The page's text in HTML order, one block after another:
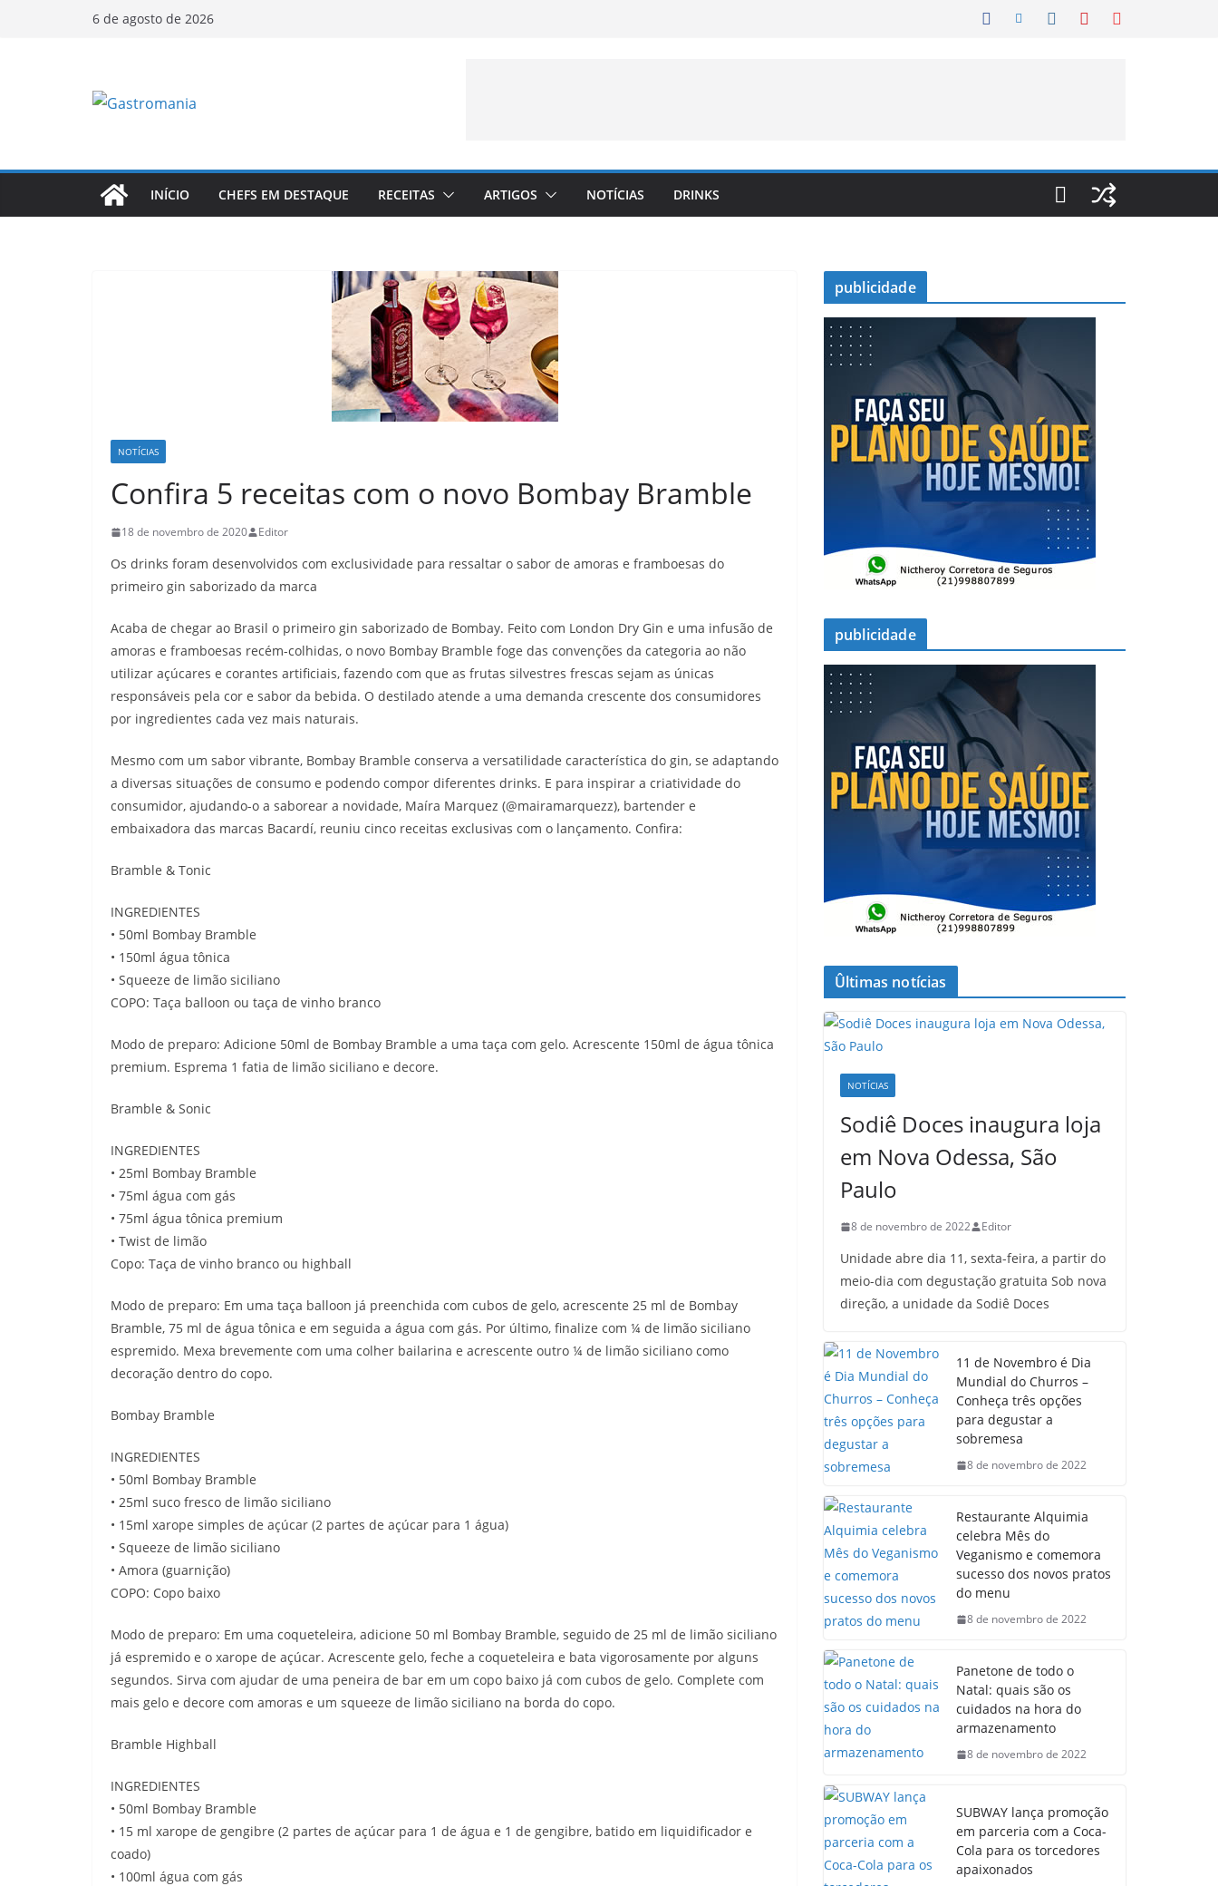
6 de agosto de 2026
INÍCIO CHEFS EM DESTAQUE RECEITAS ARTIGOS NOTÍCIAS DRINKS
NOTÍCIAS
Confira 5 receitas com o novo Bombay Bramble
18 de novembro de 2020 Editor
Os drinks foram desenvolvidos com exclusividade para ressaltar o sabor de amoras e framboesas do
primeiro gin saborizado da marca
Acaba de chegar ao Brasil o primeiro gin saborizado de Bombay. Feito com London Dry Gin e uma infusão de
amoras e framboesas recém-colhidas, o novo Bombay Bramble foge das convenções da categoria ao não
utilizar açúcares e corantes artificiais, fazendo com que as frutas silvestres frescas sejam as únicas
responsáveis pela cor e sabor da bebida. O destilado atende a uma demanda crescente dos consumidores
por ingredientes cada vez mais naturais.
Mesmo com um sabor vibrante, Bombay Bramble conserva a versatilidade característica do gin, se adaptando
a diversas situações de consumo e podendo compor diferentes drinks. E para inspirar a criatividade do
consumidor, ajudando-o a saborear a novidade, Maíra Marquez (@mairamarquezz), bartender e
embaixadora das marcas Bacardí, reuniu cinco receitas exclusivas com o lançamento. Confira:
Bramble & Tonic
INGREDIENTES
• 50ml Bombay Bramble
• 150ml água tônica
• Squeeze de limão siciliano
COPO: Taça balloon ou taça de vinho branco
Modo de preparo: Adicione 50ml de Bombay Bramble a uma taça com gelo. Acrescente 150ml de água tônica
premium. Esprema 1 fatia de limão siciliano e decore.
Bramble & Sonic
INGREDIENTES
• 25ml Bombay Bramble
• 75ml água com gás
• 75ml água tônica premium
• Twist de limão
Copo: Taça de vinho branco ou highball
Modo de preparo: Em uma taça balloon já preenchida com cubos de gelo, acrescente 25 ml de Bombay
Bramble, 75 ml de água tônica e em seguida a água com gás. Por último, finalize com ¼ de limão siciliano
espremido. Mexa brevemente com uma colher bailarina e acrescente outro ¼ de limão siciliano como
decoração dentro do copo.
Bombay Bramble
INGREDIENTES
• 50ml Bombay Bramble
• 25ml suco fresco de limão siciliano
• 15ml xarope simples de açúcar (2 partes de açúcar para 1 água)
• Squeeze de limão siciliano
• Amora (guarnição)
COPO: Copo baixo
Modo de preparo: Em uma coqueteleira, adicione 50 ml Bombay Bramble, seguido de 25 ml de limão siciliano
já espremido e o xarope de açúcar. Acrescente gelo, feche a coqueteleira e bata vigorosamente por alguns
segundos. Sirva com ajudar de uma peneira de bar em um copo baixo já com cubos de gelo. Complete com
mais gelo e decore com amoras e um squeeze de limão siciliano na borda do copo.
Bramble Highball
INGREDIENTES
• 50ml Bombay Bramble
• 15 ml xarope de gengibre (2 partes de açúcar para 1 de água e 1 de gengibre, batido em liquidificador e
coado)
• 100ml água com gás
publicidade
publicidade
Ûltimas notícias
NOTÍCIAS
Sodiê Doces inaugura loja
em Nova Odessa, São
Paulo
8 de novembro de 2022 Editor
Unidade abre dia 11, sexta-feira, a partir do
meio-dia com degustação gratuita Sob nova
direção, a unidade da Sodiê Doces
11 de Novembro é Dia
Mundial do Churros –
Conheça três opções
para degustar a
sobremesa
8 de novembro de 2022
Restaurante Alquimia
celebra Mês do
Veganismo e comemora
sucesso dos novos pratos
do menu
8 de novembro de 2022
Panetone de todo o
Natal: quais são os
cuidados na hora do
armazenamento
8 de novembro de 2022
SUBWAY lança promoção
em parceria com a Coca-
Cola para os torcedores
apaixonados